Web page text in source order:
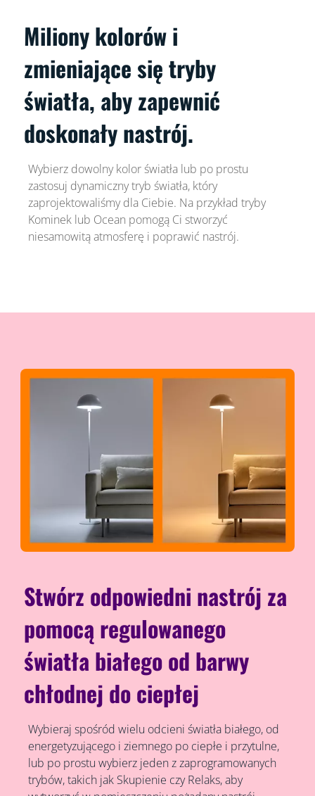
Miliony kolorów i
zmieniające się tryby
światła, aby zapewnić
doskonały nastrój.
Wybierz dowolny kolor światła lub po prostu
zastosuj dynamiczny tryb światła, który
zaprojektowaliśmy dla Ciebie. Na przykład tryby
Kominek lub Ocean pomogą Ci stworzyć
niesamowitą atmosferę i poprawić nastrój.
Stwórz odpowiedni nastrój za
pomocą regulowanego
światła białego od barwy
chłodnej do ciepłej
Wybieraj spośród wielu odcieni światła białego, od
energetyzującego i ziemnego po ciepłe i przytulne,
lub po prostu wybierz jeden z zaprogramowanych
trybów, takich jak Skupienie czy Relaks, aby